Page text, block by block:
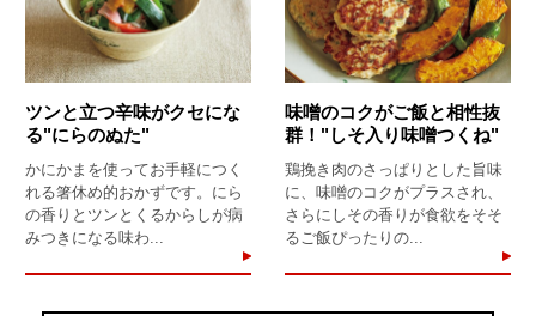
ツンと立つ辛味がクセにな
る"にらのぬた"
かにかまを使ってお手軽につく
れる箸休め的おかずです。にら
の香りとツンとくるからしが病
みつきになる味わ...
味噌のコクがご飯と相性抜
群！"しそ入り味噌つくね"
鶏挽き肉のさっぱりとした旨味
に、味噌のコクがプラスされ、
さらにしその香りが食欲をそそ
るご飯ぴったりの...